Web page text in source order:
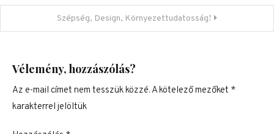
Szépség, Design, Környezettudatosság!
Vélemény, hozzászólás?
Az e-mail címet nem tesszük közzé. A kötelező mezőket *
karakterrel jelöltük